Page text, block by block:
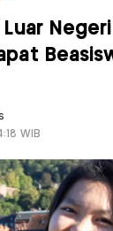
Luar
WIB